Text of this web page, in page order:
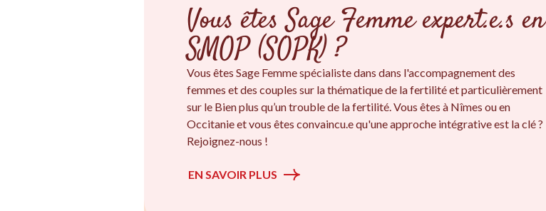
Vous êtes Sage Femme expert.e.s en
SMOP (SOPK) ?
Vous êtes Sage Femme spécialiste dans dans l'accompagnement des
femmes et des couples sur la thématique de la fertilité et particulièrement
sur le Bien plus qu’un trouble de la fertilité. Vous êtes à Nîmes ou en
Occitanie et vous êtes convaincu.e qu'une approche intégrative est la clé ?
Rejoignez-nous !
EN SAVOIR PLUS